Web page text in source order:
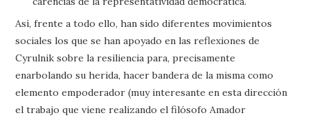
Así, frente a todo ello, han sido diferentes movimientos
sociales los que se han apoyado en las reflexiones de
Cyrulnik sobre la resiliencia para, precisamente
enarbolando su herida, hacer bandera de la misma como
elemento empoderador (muy interesante en esta dirección
el trabajo que viene realizando el filósofo Amador